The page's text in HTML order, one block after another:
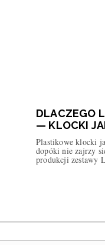
DLACZEGO
— KLOCKI
Plastikowe klocki
dopóki nie zajrzy
produkcji zestawy